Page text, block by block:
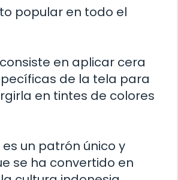
popular en todo el
en aplicar cera
de la tela para
en tintes de colores
un patrón único y
se ha convertido en